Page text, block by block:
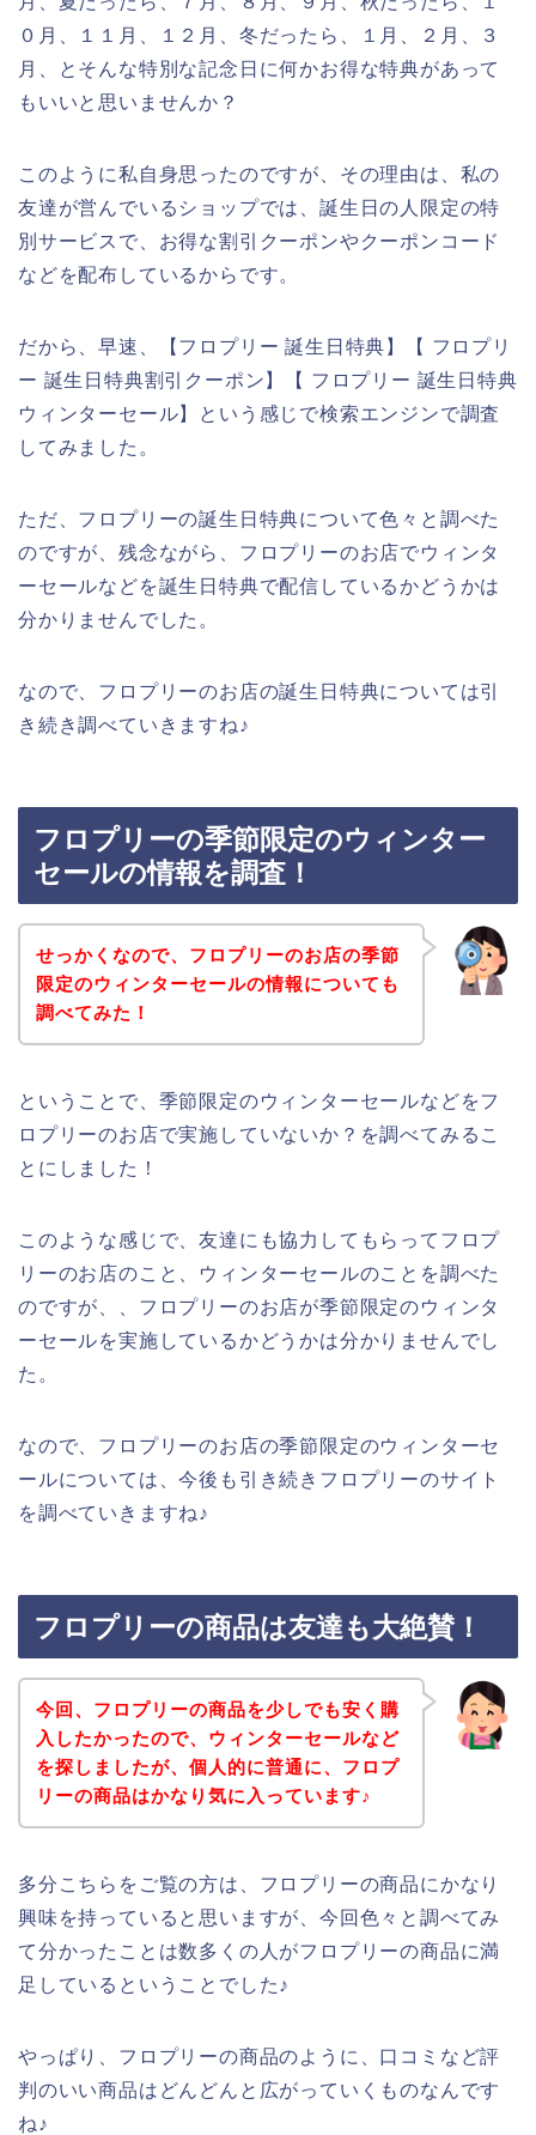
０月、１１月、１２月、冬だったら、１月、２月、３
月、とそんな特別な記念日に何かお得な特典があって
もいいと思いませんか？
このように私自身思ったのですが、その理由は、私の
友達が営んでいるショップでは、誕生日の人限定の特
別サービスで、お得な割引クーポンやクーポンコード
などを配布しているからです。
だから、早速、【フロプリー 誕生日特典】【 フロプリ
ー 誕生日特典割引クーポン】【 フロプリー 誕生日特典
ウィンターセール】という感じで検索エンジンで調査
してみました。
ただ、フロプリーの誕生日特典について色々と調べた
のですが、残念ながら、フロプリーのお店でウィンタ
ーセールなどを誕生日特典で配信しているかどうかは
分かりませんでした。
なので、フロプリーのお店の誕生日特典については引
き続き調べていきますね♪
フロプリーの季節限定のウィンター
セールの情報を調査！
せっかくなので、フロプリーのお店の季節
限定のウィンターセールの情報についても
調べてみた！
ということで、季節限定のウィンターセールなどをフ
ロプリーのお店で実施していないか？を調べてみるこ
とにしました！
このような感じで、友達にも協力してもらってフロプ
リーのお店のこと、ウィンターセールのことを調べた
のですが、、フロプリーのお店が季節限定のウィンタ
ーセールを実施しているかどうかは分かりませんでし
た。
なので、フロプリーのお店の季節限定のウィンターセ
ールについては、今後も引き続きフロプリーのサイト
を調べていきますね♪
フロプリーの商品は友達も大絶賛！
今回、フロプリーの商品を少しでも安く購
入したかったので、ウィンターセールなど
を探しましたが、個人的に普通に、フロプ
リーの商品はかなり気に入っています♪
多分こちらをご覧の方は、フロプリーの商品にかなり
興味を持っていると思いますが、今回色々と調べてみ
て分かったことは数多くの人がフロプリーの商品に満
足しているということでした♪
やっぱり、フロプリーの商品のように、口コミなど評
判のいい商品はどんどんと広がっていくものなんです
ね♪